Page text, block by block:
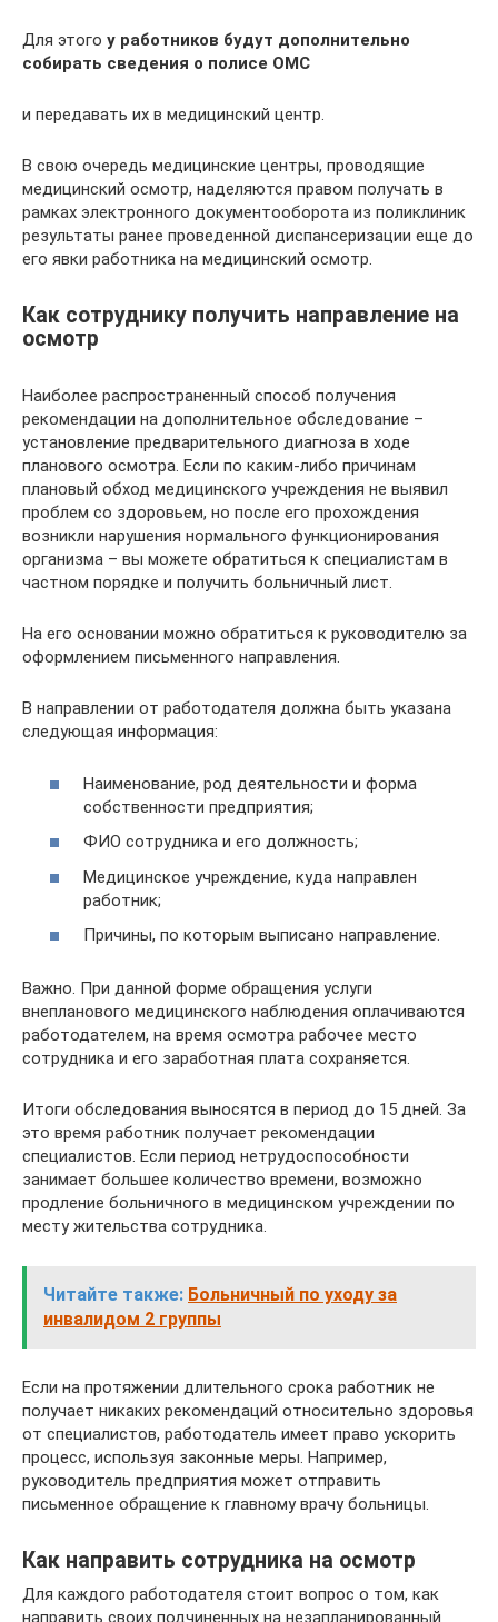
Для этого у работников будут дополнительно
собирать сведения о полисе ОМС
и передавать их в медицинский центр.
В свою очередь медицинские центры, проводящие
медицинский осмотр, наделяются правом получать в
рамках электронного документооборота из поликлиник
результаты ранее проведенной диспансеризации еще до
его явки работника на медицинский осмотр.
Как сотруднику получить направление на
осмотр
Наиболее распространенный способ получения
рекомендации на дополнительное обследование –
установление предварительного диагноза в ходе
планового осмотра. Если по каким-либо причинам
плановый обход медицинского учреждения не выявил
проблем со здоровьем, но после его прохождения
возникли нарушения нормального функционирования
организма – вы можете обратиться к специалистам в
частном порядке и получить больничный лист.
На его основании можно обратиться к руководителю за
оформлением письменного направления.
В направлении от работодателя должна быть указана
следующая информация:
Наименование, род деятельности и форма
собственности предприятия;
ФИО сотрудника и его должность;
Медицинское учреждение, куда направлен
работник;
Причины, по которым выписано направление.
Важно. При данной форме обращения услуги
внепланового медицинского наблюдения оплачиваются
работодателем, на время осмотра рабочее место
сотрудника и его заработная плата сохраняется.
Итоги обследования выносятся в период до 15 дней. За
это время работник получает рекомендации
специалистов. Если период нетрудоспособности
занимает большее количество времени, возможно
продление больничного в медицинском учреждении по
месту жительства сотрудника.
Читайте также: Больничный по уходу за
инвалидом 2 группы
Если на протяжении длительного срока работник не
получает никаких рекомендаций относительно здоровья
от специалистов, работодатель имеет право ускорить
процесс, используя законные меры. Например,
руководитель предприятия может отправить
письменное обращение к главному врачу больницы.
Как направить сотрудника на осмотр
Для каждого работодателя стоит вопрос о том, как
направить своих подчиненных на незапланированный